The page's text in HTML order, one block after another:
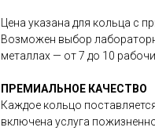
Цена указана для кольца с
Возможен выбор
металлах — от 7 до 10
ПРЕМИАЛЬНОЕ КАЧЕСТВО
Каждое кольцо
включена услуга